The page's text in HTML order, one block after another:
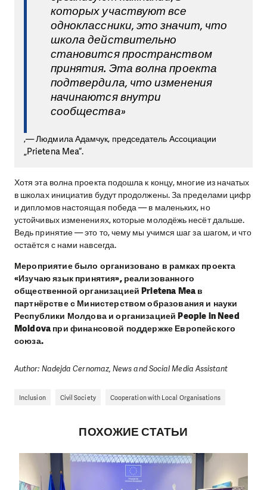
которых участвуют все
одноклассники, это значит, что
школа действительно
становится пространством
принятия. Эта волна проекта
подтвердила, что изменения
начинаются внутри
сообщества»
,— Людмила Адамчук, председатель Ассоциации
„Prietena Mea“.
Хотя эта волна проекта подошла к концу, многие из начатых
в школах инициатив будут продолжены. За пределами цифр
и дипломов настоящая победа — в маленьких, но
устойчивых изменениях, которые молодёжь несёт дальше.
Ведь принятие — это то, чему мы учимся шаг за шагом, и что
остаётся с нами навсегда.
Мероприятие было организовано в рамках проекта
«Изучаю язык принятия», реализованного
общественной организацией Prietena Mea в
партнёрстве с Министерством образования и науки
Республики Молдова и организацией People in Need
Moldova при финансовой поддержке Европейского
союза.
Author: Nadejda Cernomaz, News and Social Media Assistant
Inclusion Civil Society Cooperation with Local Organisations
ПОХОЖИЕ СТАТЬИ